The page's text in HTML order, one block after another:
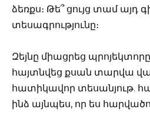
ձեռքս։ Թե՞ ցույց տամ այդ
տեսագրությունը։
Զեյնը միացրեց
հայտնվեց քսան տարվա
հատիկավոր տեսանյութ.
ինձ այնպես, որ ես